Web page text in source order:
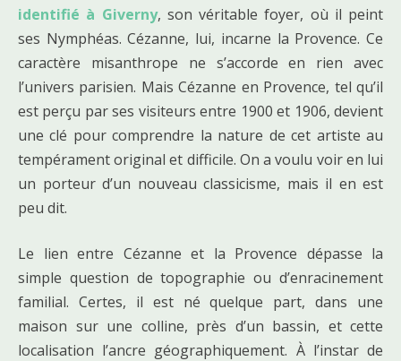
identifié à Giverny, son véritable foyer, où il peint
ses Nymphéas. Cézanne, lui, incarne la Provence. Ce
caractère misanthrope ne s’accorde en rien avec
l’univers parisien. Mais Cézanne en Provence, tel qu’il
est perçu par ses visiteurs entre 1900 et 1906, devient
une clé pour comprendre la nature de cet artiste au
tempérament original et difficile. On a voulu voir en lui
un porteur d’un nouveau classicisme, mais il en est
peu dit.
Le lien entre Cézanne et la Provence dépasse la
simple question de topographie ou d’enracinement
familial. Certes, il est né quelque part, dans une
maison sur une colline, près d’un bassin, et cette
localisation l’ancre géographiquement. À l’instar de